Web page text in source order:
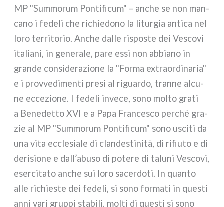
MP "Summorum Pontificum" – anche se non man­
ca­no i fede­li che richie­do­no la litur­gia anti­ca nel
loro ter­ri­to­rio. Anche dal­le rispo­ste dei Vescovi
ita­lia­ni, in gene­ra­le, pare essi non abbia­no in
gran­de con­si­de­ra­zio­ne la "Forma extraor­di­na­ria"
e i prov­ve­di­men­ti pre­si al riguar­do, tran­ne alcu­
ne ecce­zio­ne. I fede­li inve­ce, sono mol­to gra­ti
a Benedetto XVI e a Papa Francesco per­ché gra­
zie al MP "Summorum Pontificum" sono usci­ti da
una vita eccle­sia­le di clan­de­sti­ni­tà, di rifiu­to e di
deri­sio­ne e dall’abuso di pote­re di talu­ni Vescovi,
eser­ci­ta­to anche sui loro sacer­do­ti. In quan­to
alle richie­ste dei fede­li, si sono for­ma­ti in que­sti
anni vari grup­pi sta­bi­li, mol­ti di que­sti si sono